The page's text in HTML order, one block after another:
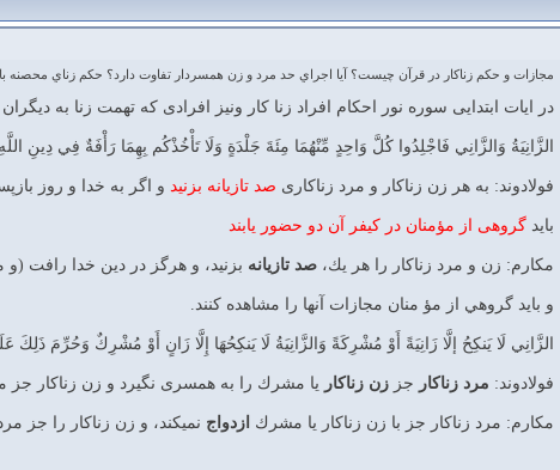
مجازات و حكم زناكار در قرآن چيست؟ آيا اجراي حد مرد و زن همسردار تفاوت دارد؟ حكم زناي
در ایات ابتدایی سوره نور احکام افراد زنا کار ونیز افرادی که تهمت زنا به
الزَّانِيَةُ وَالزَّانِي فَاجْلِدُوا كُلَّ وَاحِدٍ مِّنْهُمَا مِئَةَ جَلْدَةٍ وَلَا تَأْخُذْكُم بِهِمَا رَأْفَةٌ فِي دِينِ
فولادوند: به هر زن زناكار و مرد زناكارى صد تازيانه بزنيد و اگر به خدا و روز
بايد گروهى از مؤمنان در كيفر آن دو حضور يابند
مکارم: زن و مرد زناكار را هر يك، صد تازيانه بزنيد، و هرگز در دين خدا رافت (و
و بايد گروهي از مؤ منان مجازات آنها را مشاهده كنند.
الزَّانِي لَا يَنكِحُ إلَّا زَانِيَةً أَوْ مُشْرِكَةً وَالزَّانِيَةُ لَا يَنكِحُهَا إِلَّا زَانٍ أَوْ مُشْرِكٌ وَحُرِّمَ ذَلِكَ
فولادوند: مرد زناكار جز زن زناكار يا مشرك را به همسرى نگيرد و زن زناكار جز
مکارم: مرد زناكار جز با زن زناكار يا مشرك ازدواج نمي‏كند، و زن زناكار را جز